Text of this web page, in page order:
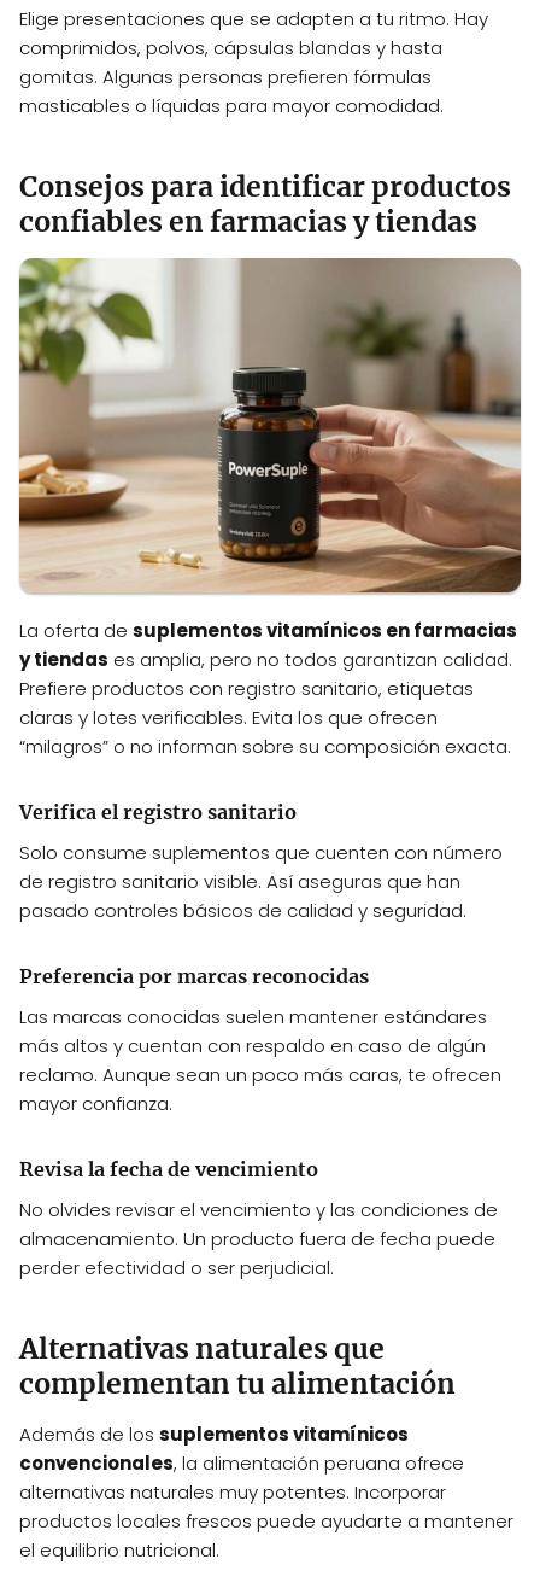
Elige presentaciones que se adapten a tu ritmo. Hay
comprimidos, polvos, cápsulas blandas y hasta
gomitas. Algunas personas prefieren fórmulas
masticables o líquidas para mayor comodidad.
Consejos para identificar productos
confiables en farmacias y tiendas
La oferta de suplementos vitamínicos en farmacias
y tiendas es amplia, pero no todos garantizan calidad.
Prefiere productos con registro sanitario, etiquetas
claras y lotes verificables. Evita los que ofrecen
“milagros” o no informan sobre su composición exacta.
Verifica el registro sanitario
Solo consume suplementos que cuenten con número
de registro sanitario visible. Así aseguras que han
pasado controles básicos de calidad y seguridad.
Preferencia por marcas reconocidas
Las marcas conocidas suelen mantener estándares
más altos y cuentan con respaldo en caso de algún
reclamo. Aunque sean un poco más caras, te ofrecen
mayor confianza.
Revisa la fecha de vencimiento
No olvides revisar el vencimiento y las condiciones de
almacenamiento. Un producto fuera de fecha puede
perder efectividad o ser perjudicial.
Alternativas naturales que
complementan tu alimentación
Además de los suplementos vitamínicos
convencionales, la alimentación peruana ofrece
alternativas naturales muy potentes. Incorporar
productos locales frescos puede ayudarte a mantener
el equilibrio nutricional.